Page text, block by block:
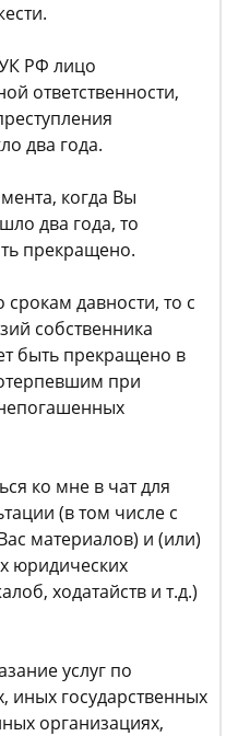
УК РФ лицо
ответственности,
два года.
когда Вы
два года, то
прекращено.
срокам давности, то с
собственника
быть прекращено в
при
ко мне в чат для
(в том числе с
материалов) и (или)
юридических
ходатайств и т.д.)
услуг по
иных государственных
организациях,